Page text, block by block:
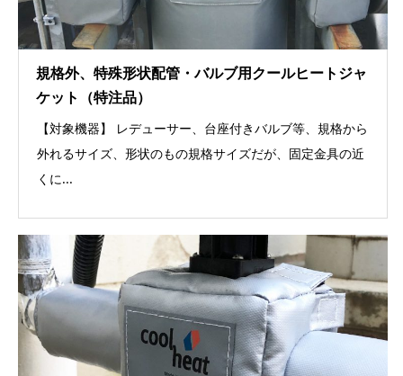
規格外、特殊形状配管・バルブ用クールヒートジャ
ケット（特注品）
【対象機器】 レデューサー、台座付きバルブ等、規格から
外れるサイズ、形状のもの規格サイズだが、固定金具の近
くに...